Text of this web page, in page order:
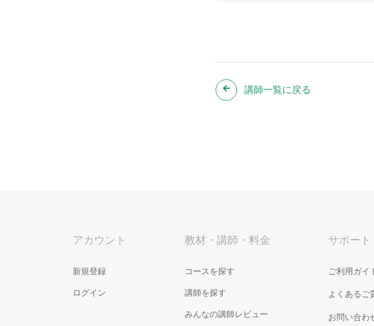
講師一覧に戻る
アカウント
新規登録
ログイン
教材・講師・料金
コースを探す
講師を探す
みんなの講師レビュー
サポート
ご利用ガイ
よくあるご
お問い合わ